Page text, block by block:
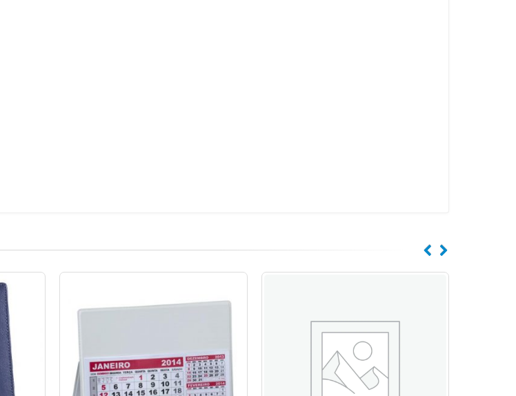
Pasta Convenção
com Porta Celular